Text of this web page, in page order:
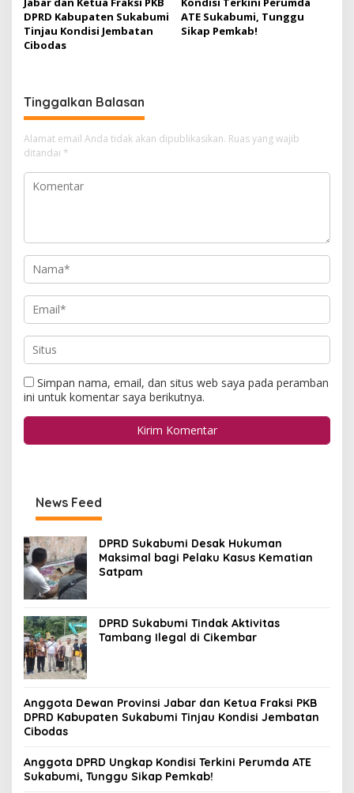
DPRD Kabupaten Sukabumi
Tinjau Kondisi Jembatan
Cibodas
ATE Sukabumi, Tunggu
Sikap Pemkab!
Tinggalkan Balasan
Alamat email Anda tidak akan dipublikasikan. Ruas yang wajib
ditandai *
Simpan nama, email, dan situs web saya pada peramban
ini untuk komentar saya berikutnya.
News Feed
DPRD Sukabumi Desak Hukuman
Maksimal bagi Pelaku Kasus Kematian
Satpam
DPRD Sukabumi Tindak Aktivitas
Tambang Ilegal di Cikembar
Anggota Dewan Provinsi Jabar dan Ketua Fraksi PKB
DPRD Kabupaten Sukabumi Tinjau Kondisi Jembatan
Cibodas
Anggota DPRD Ungkap Kondisi Terkini Perumda ATE
Sukabumi, Tunggu Sikap Pemkab!